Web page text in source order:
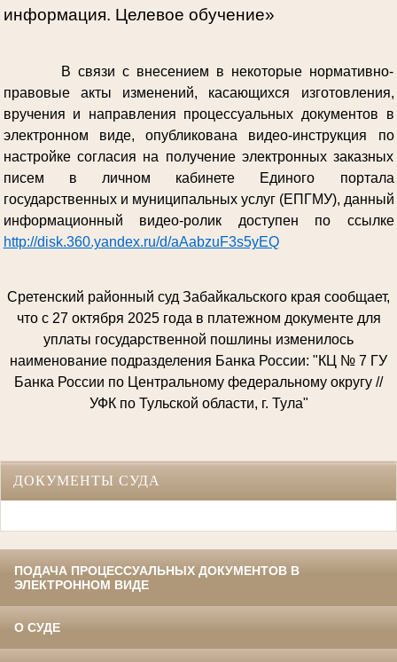
информация. Целевое обучение»
В связи с внесением в некоторые нормативно-
правовые акты изменений, касающихся изготовления,
вручения и направления процессуальных документов в
электронном виде, опубликована видео-инструкция по
настройке согласия на получение электронных заказных
писем в личном кабинете Единого портала
государственных и муниципальных услуг (ЕПГМУ), данный
информационный видео-ролик доступен по ссылке
http://disk.360.yandex.ru/d/aAabzuF3s5yEQ
Сретенский районный суд Забайкальского края сообщает,
что с 27 октября 2025 года в платежном документе для
уплаты государственной пошлины изменилось
наименование подразделения Банка России: "КЦ № 7 ГУ
Банка России по Центральному федеральному округу //
УФК по Тульской области, г. Тула"
ДОКУМЕНТЫ СУДА
ПОДАЧА ПРОЦЕССУАЛЬНЫХ ДОКУМЕНТОВ В
ЭЛЕКТРОННОМ ВИДЕ
О СУДЕ